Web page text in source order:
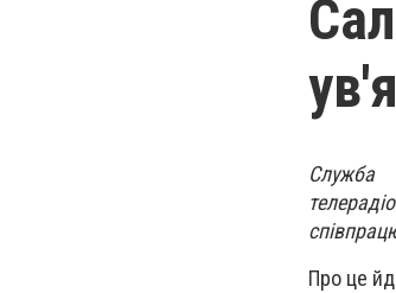
Служба
Про це